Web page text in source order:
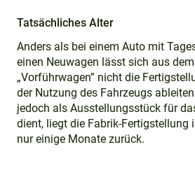
Tatsächliches Alter
Anders als bei einem Auto mit
einen Neuwagen lässt sich aus
„Vorführwagen” nicht die
der Nutzung des Fahrzeugs
jedoch als Ausstellungsstück für
dient, liegt die Fabrik-Fertigstellung
nur einige Monate zurück.